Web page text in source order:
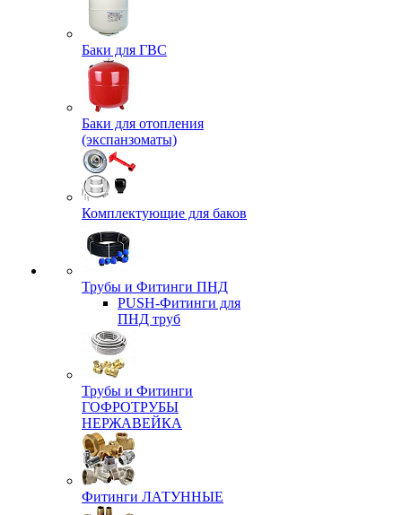
Баки для ГВС
Баки для отопления
(экспанзоматы)
Комплектующие для баков
Трубы и Фитинги ПНД
PUSH-Фитинги для
ПНД труб
Трубы и Фитинги
ГОФРОТРУБЫ
НЕРЖАВЕЙКА
Фитинги ЛАТУННЫЕ